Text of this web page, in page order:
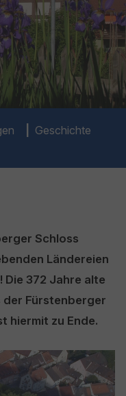
Geschichte
Schloss
Ländereien
Die 372 Jahre alte
Fürstenberger
hiermit zu Ende.